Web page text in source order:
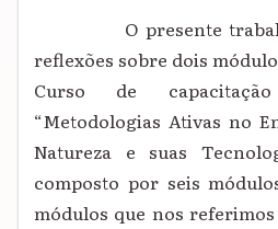
O presente
reflexões sobre dois
Curso de
“Metodologias Ativas no
Natureza e suas
composto por seis
módulos que nos